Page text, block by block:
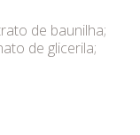
de baunilha;
de glicerila;